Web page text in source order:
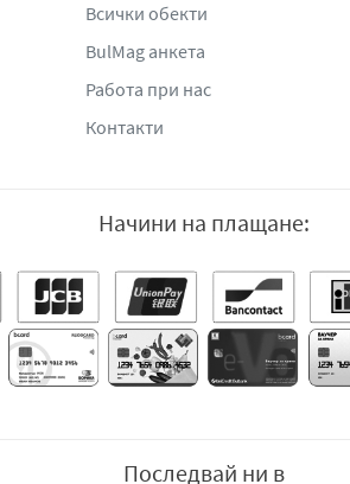
Всички обекти
BulMag анкета
Работа при нас
Контакти
Начини на плащане:
Последвай ни в